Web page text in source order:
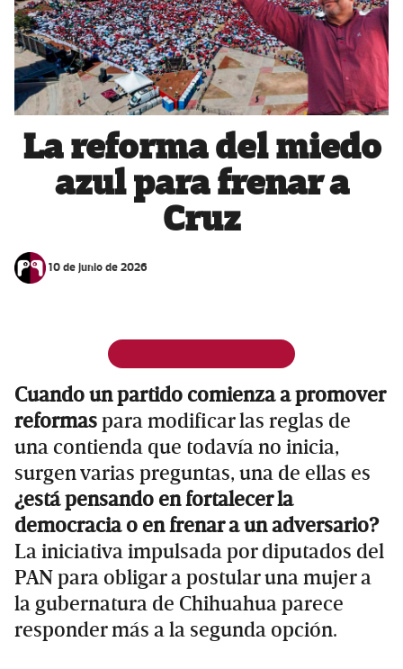
La reforma del miedo
azul para frenar a
Cruz
10 de junio de 2026
Cuando un partido comienza a promover
reformaspara modificar las reglas de
una contienda que todavía no inicia,
surgen varias preguntas, una de ellas es
¿está pensando en fortalecer la
democracia o en frenar a un adversario?
La iniciativa impulsada por diputados del
PAN para obligar a postular una mujer a
la gubernatura de Chihuahua parece
responder más a la segunda opción.